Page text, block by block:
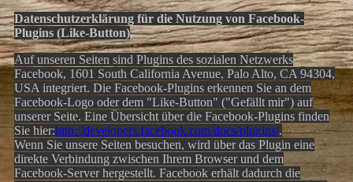
Datenschutzerklärung für die Nutzung von Facebook-
Plugins (Like-Button)
Auf unseren Seiten sind Plugins des sozialen Netzwerks
Facebook, 1601 South California Avenue, Palo Alto, CA 94304,
USA integriert. Die Facebook-Plugins erkennen Sie an dem
Facebook-Logo oder dem "Like-Button" ("Gefällt mir") auf
unserer Seite. Eine Übersicht über die Facebook-Plugins finden
Sie hier:http://developers.facebook.com/docs/plugins/.
Wenn Sie unsere Seiten besuchen, wird über das Plugin eine
direkte Verbindung zwischen Ihrem Browser und dem
Facebook-Server hergestellt. Facebook erhält dadurch die